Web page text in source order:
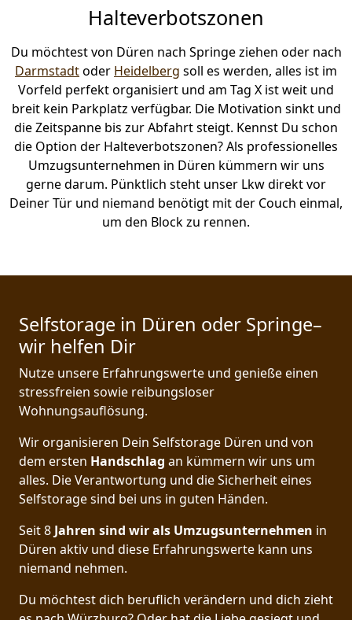
Halteverbotszonen
Du möchtest von Düren nach Springe ziehen oder nach
Darmstadtoder Heidelberg soll es werden, alles ist im
Vorfeld perfekt organisiert und am Tag X ist weit und
breit kein Parkplatz verfügbar. Die Motivation sinkt und
die Zeitspanne bis zur Abfahrt steigt. Kennst Du schon
die Option der Halteverbotszonen? Als professionelles
Umzugsunternehmen in Düren kümmern wir uns
gerne darum. Pünktlich steht unser Lkw direkt vor
Deiner Tür und niemand benötigt mit der Couch einmal,
um den Block zu rennen.
Selfstorage in Düren oder Springe–
wir helfen Dir
Nutze unsere Erfahrungswerte und genieße einen
stressfreien sowie reibungsloser
Wohnungsauflösung.
Wir organisieren Dein Selfstorage Düren und von
dem ersten Handschlag an kümmern wir uns um
alles. Die Verantwortung und die Sicherheit eines
Selfstorage sind bei uns in guten Händen.
Seit 8 Jahren sind wir als Umzugsunternehmen in
Düren aktiv und diese Erfahrungswerte kann uns
niemand nehmen.
Du möchtest dich beruflich verändern und dich zieht